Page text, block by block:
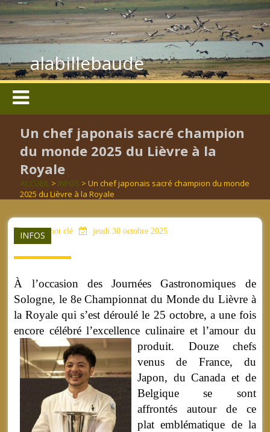
alabillebaude
Un chef japonais sacré champion
du monde 2025 du Lièvre à la
Royale
ACCUEIL > INFOS > Un chef japonais sacré champion du monde
2025 du Lièvre à la Royale
INFOS
aucun mot clé jeudi 30 octobre 2025
À l’occasion des Journées Gastronomiques de
Sologne, le 8e Championnat du Monde du Lièvre à
la Royale qui s’est déroulé le 25 octobre, a une fois
encore célébré l’excellence culinaire et l’amour du
produit. Douze chefs
venus de France, du
Japon, du Canada et de
Belgique se sont
affrontés autour de ce
plat emblématique de la